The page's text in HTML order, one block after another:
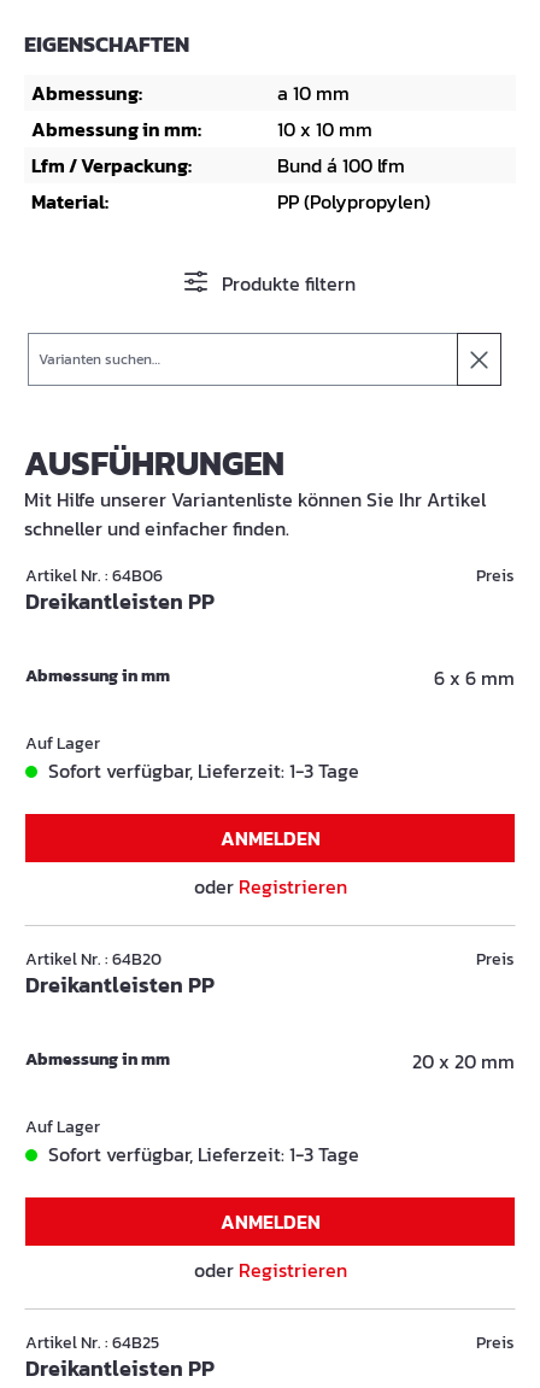
EIGENSCHAFTEN
Abmessung:
a 10 mm
Abmessung in mm:
10 x 10 mm
Lfm / Verpackung:
Bund á 100 lfm
Material:
PP (Polypropylen)
Produkte filtern
AUSFÜHRUNGEN
Mit Hilfe unserer Variantenliste können Sie Ihr Artikel
schneller und einfacher finden.
Artikel Nr. : 64B06
Dreikantleisten PP
Preis
Abmessung in mm 6 x 6 mm
Auf Lager
Sofort verfügbar, Lieferzeit: 1-3 Tage
ANMELDEN
oder Registrieren
Artikel Nr. : 64B20
Dreikantleisten PP
Preis
Abmessung in mm 20 x 20 mm
Auf Lager
Sofort verfügbar, Lieferzeit: 1-3 Tage
ANMELDEN
oder Registrieren
Artikel Nr. : 64B25
Dreikantleisten PP
Preis